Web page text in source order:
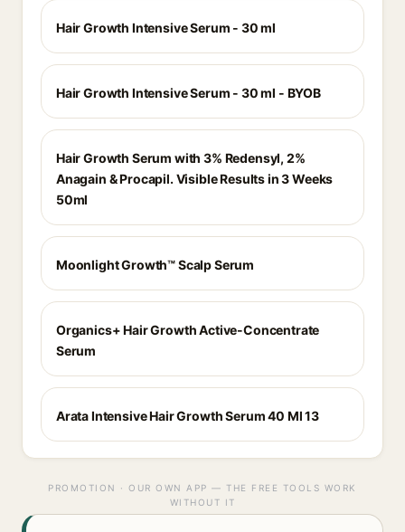
Hair Growth Intensive Serum - 30 ml
Hair Growth Intensive Serum - 30 ml - BYOB
Hair Growth Serum with 3% Redensyl, 2%
Anagain & Procapil. Visible Results in 3 Weeks
50ml
Moonlight Growth™ Scalp Serum
Organics+ Hair Growth Active-Concentrate
Serum
Arata Intensive Hair Growth Serum 40 Ml 13
PROMOTION · OUR OWN APP — THE FREE TOOLS WORK
WITHOUT IT